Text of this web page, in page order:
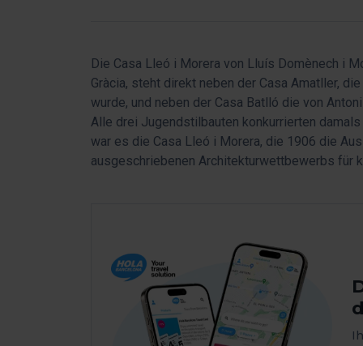
Die Casa Lleó i Morera von Lluís Domènech i
Gràcia, steht direkt neben der Casa Amatller,
wurde, und neben der Casa Batlló die von
Alle drei Jugendstilbauten konkurrierten
war es die Casa Lleó i Morera, die 1906 die
ausgeschriebenen Architekturwettbewerbs für